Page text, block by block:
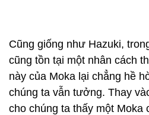
Cũng giống như Hazuki,
cũng tồn tại một nhân cách
này của Moka lại chẳng hề
chúng ta vẫn tưởng. Thay
cho chúng ta thấy một Moka